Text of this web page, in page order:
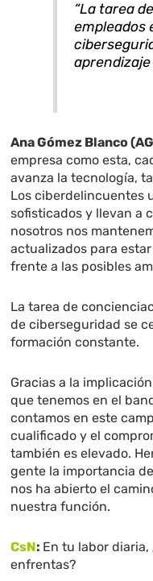
“La tarea
empleados
Ana Gómez Blanco
empresa como esta,
avanza la tecnología,
Los ciberdelincuentes
sofisticados y llevan a
nosotros nos
actualizados para
frente a las posibles
La tarea de
de ciberseguridad se
formación constante.
Gracias a la
que tenemos en el
contamos en este
cualificado y el
también es elevado.
gente la importancia
nos ha abierto el
nuestra función.
CsN: En tu labor
enfrentas?